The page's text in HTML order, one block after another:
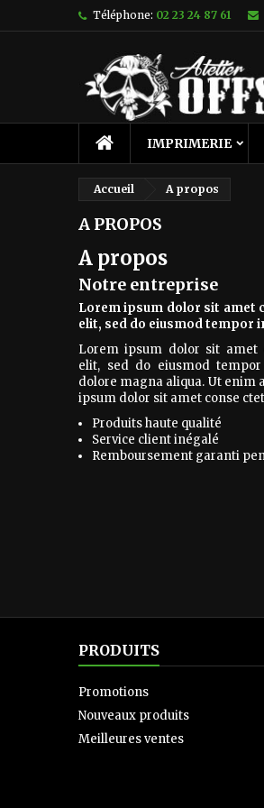
Téléphone: 02 23 24 87 61
IMPRIMERIE
Accueil A propos
A PROPOS
A propos
Notre entreprise
Lorem ipsum dolor sit amet
elit, sed do eiusmod tempor
Lorem ipsum dolor sit amet
elit, sed do eiusmod
dolore magna aliqua. Ut
ipsum dolor sit amet conse
Produits haute qualité
Service client inégalé
Remboursement garanti
PRODUITS
Promotions
Nouveaux produits
Meilleures ventes